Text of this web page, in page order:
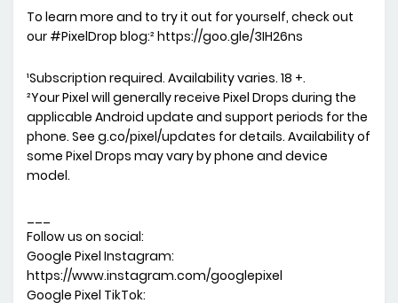
To learn more and to try it out for yourself, check out
our #PixelDrop blog:² https://goo.gle/3IH26ns
¹Subscription required. Availability varies. 18 +.
²Your Pixel will generally receive Pixel Drops during the
applicable Android update and support periods for the
phone. See g.co/pixel/updates for details. Availability of
some Pixel Drops may vary by phone and device
model.
Follow us on social:
Google Pixel Instagram:
https://www.instagram.com/googlepixel
Google Pixel TikTok: